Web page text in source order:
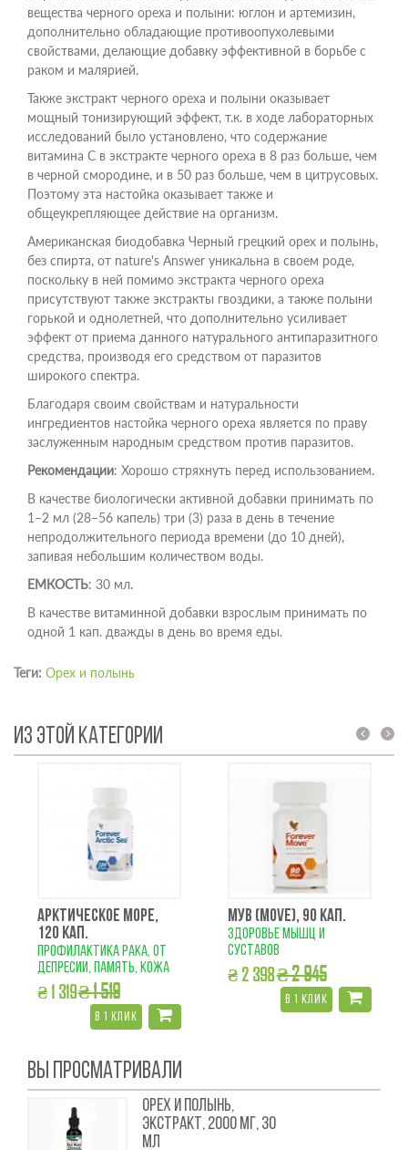
вещества черного ореха и полыни: юглон и артемизин,
дополнительно обладающие противоопухолевыми
свойствами, делающие добавку эффективной в борьбе с
раком и малярией.
Также экстракт черного ореха и полыни оказывает
мощный тонизирующий эффект, т.к. в ходе лабораторных
исследований было установлено, что содержание
витамина C в экстракте черного ореха в 8 раз больше, чем
в черной смородине, и в 50 раз больше, чем в цитрусовых.
Поэтому эта настойка оказывает также и
общеукрепляющее действие на организм.
Американская биодобавка Черный грецкий орех и полынь,
без спирта, от nature's Answer уникальна в своем роде,
поскольку в ней помимо экстракта черного ореха
присутствуют также экстракты гвоздики, а также полыни
горькой и однолетней, что дополнительно усиливает
эффект от приема данного натурального антипаразитного
средства, производя его средством от паразитов
широкого спектра.
Благодаря своим свойствам и натуральности
ингредиентов настойка черного ореха является по праву
заслуженным народным средством против паразитов.
Рекомендации: Хорошо стряхнуть перед использованием.
В качестве биологически активной добавки принимать по
1–2 мл (28–56 капель) три (3) раза в день в течение
непродолжительного периода времени (до 10 дней),
запивая небольшим количеством воды.
ЕМКОСТЬ: 30 мл.
В качестве витаминной добавки взрослым принимать по
одной 1 кап. дважды в день во время еды.
Теги: Орех и полынь
ИЗ ЭТОЙ КАТЕГОРИИ
АРКТИЧЕСКОЕ МОРЕ,
120 КАП.
профилактика рака, от
депресии, память, кожа
₴ 1 319₴ 1 519
в 1 клик
МУВ (MOVE), 90 КАП.
здоровье мышц и
суставов
₴ 2 398₴ 2 945
в 1 клик
prev next
ВЫ ПРОСМАТРИВАЛИ
ОРЕХ И ПОЛЫНЬ,
ЭКСТРАКТ, 2000 МГ, 30
МЛ